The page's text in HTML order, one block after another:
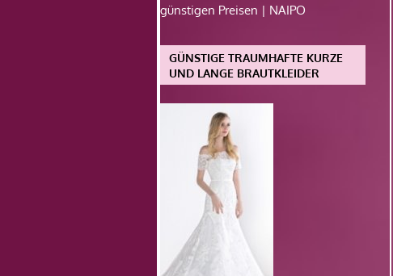
günstigen Preisen | NAIPO
GÜNSTIGE TRAUMHAFTE KURZE
UND LANGE BRAUTKLEIDER